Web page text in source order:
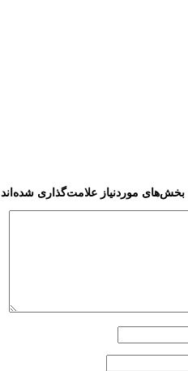
بخش‌های موردنیاز علامت‌گذاری